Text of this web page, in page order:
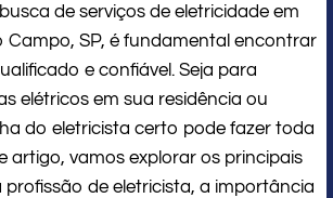
de serviços de eletricidade em
Campo, SP, é fundamental encontrar
e confiável. Seja para
elétricos em sua residência ou
do eletricista certo pode fazer toda
artigo, vamos explorar os principais
profissão de eletricista, a importância